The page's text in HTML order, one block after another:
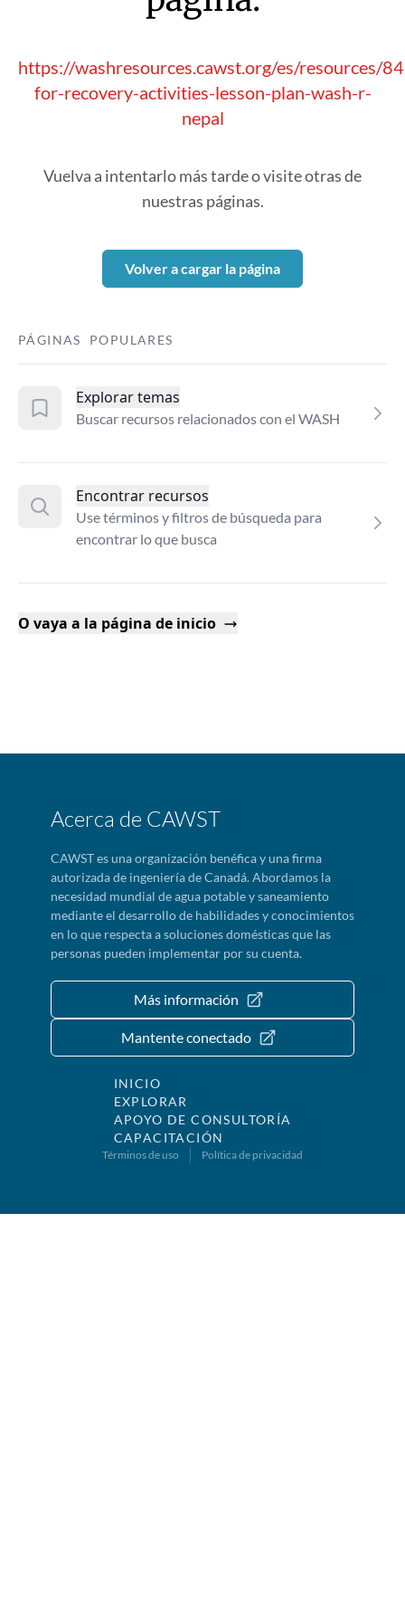
https://washresources.cawst.org/es/resources/
for-recovery-activities-lesson-plan-wash-r-
nepal
Vuelva a intentarlo más tarde o visite otras de
nuestras páginas.
Volver a cargar la página
PÁGINAS POPULARES
Explorar temas
Buscar recursos relacionados con el WASH
Encontrar recursos
Use términos y filtros de búsqueda para
encontrar lo que busca
O vaya a la página de inicio
Acerca de CAWST
CAWST es una organización benéfica y una firma
autorizada de ingeniería de Canadá. Abordamos la
necesidad mundial de agua potable y saneamiento
mediante el desarrollo de habilidades y conocimientos
en lo que respecta a soluciones domésticas que las
personas pueden implementar por su cuenta.
Más información
Mantente conectado
INICIO
EXPLORAR
APOYO DE CONSULTORÍA
CAPACITACIÓN
Términos de uso Política de privacidad